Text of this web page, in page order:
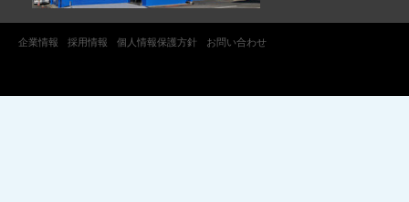
企業情報 採用情報 個人情報保護方針 お問い合わせ